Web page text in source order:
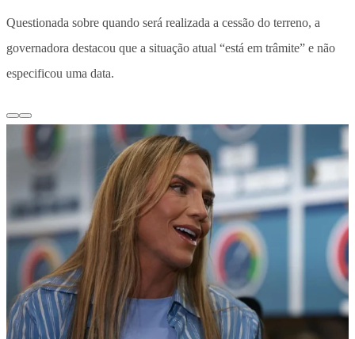
Questionada sobre quando será realizada a cessão do terreno, a
governadora destacou que a situação atual “está em trâmite” e não
especificou uma data.